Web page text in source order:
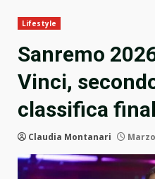
Lifestyle
Sanremo
Vinci,
classifica
Claudia Montanari